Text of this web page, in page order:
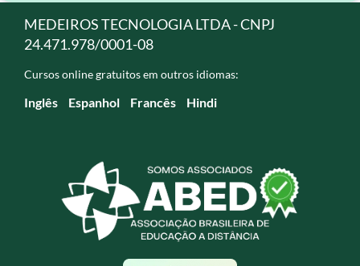
MEDEIROS TECNOLOGIA LTDA - CNPJ
24.471.978/0001-08
Cursos online gratuitos em outros idiomas:
Inglês Espanhol Francês Hindi